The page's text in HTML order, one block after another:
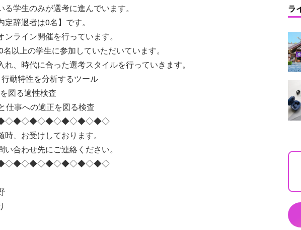
学生のみが選考に進んでいます。
辞退者は0名】です。
ライン開催を行っています。
以上の学生に参加していただいています。
、時代に合った選考スタイルを行っていきます。
動特性を分析するツール
図る適性検査
事への適正を図る検査
、お受けしております。
合わせ先にご連絡ください。
ラ